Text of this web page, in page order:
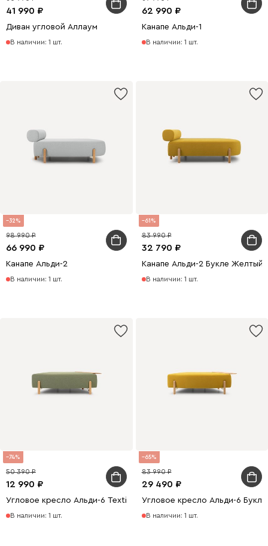
41 990
Диван угловой Аллаум
В наличии: 1 шт.
62 990
Канапе Альди-1
В наличии: 1 шт.
32
66 990
98 990
Канапе Альди-2
В наличии: 1 шт.
61
32 790
83 990
Канапе Альди-2 Букле Желтый
В наличии: 1 шт.
74
12 990
50 390
Угловое кресло Альди-6 Textile Grass
В наличии: 1 шт.
65
29 490
83 990
Угловое кресло Альди-6
В наличии: 1 шт.